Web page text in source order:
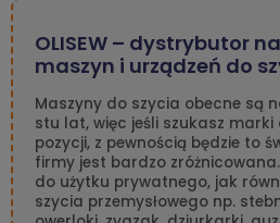
OLISEW – dystrybutor
maszyn i urządzeń do
Maszyny do szycia obecne są
stu lat, więc jeśli szukasz
pozycji, z pewnością będzie to
firmy jest bardzo
do użytku prywatnego, jak
szycia przemysłowego np.